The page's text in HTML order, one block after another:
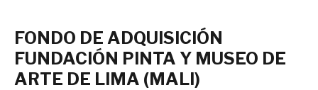
FONDO DE ADQUISICIÓN
FUNDACIÓN PINTA Y MUSEO DE
ARTE DE LIMA (MALI)